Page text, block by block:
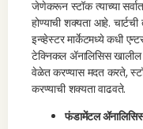
जेणेकरून स्टॉक त्याच्या
होण्याची शक्यता आहे.
इन्व्हेस्टर मार्केटमध्ये कधी
टेक्निकल ॲनालिसिस खालील
वेळेत करण्यास मदत करते,
करण्याची शक्यता वाढवते.
फंडामेंटल